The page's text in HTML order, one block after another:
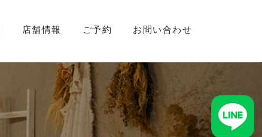
店舗情報 ご予約 お問い合わせ